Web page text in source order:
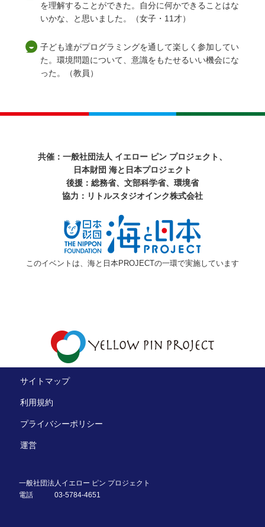
を理解することができた。自分に何かできることはな
いかな、と思いました。（女子・11才）
子ども達がプログラミングを通して楽しく参加してい
た。環境問題について、意識をもたせるいい機会にな
った。（教員）
共催：一般社団法人 イエロー ピン プロジェクト、
日本財団 海と日本プロジェクト
後援：総務省、文部科学省、環境省
協力：リトルスタジオインク株式会社
このイベントは、海と日本PROJECTの一環で実施しています
サイトマップ
利用規約
プライバシーポリシー
運営
一般社団法人イエロー ピン プロジェクト
電話
03-5784-4651